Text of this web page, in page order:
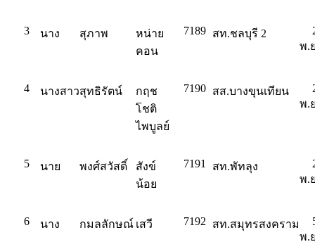
3 นาง สุภาพ
หน่าย
คอน
7189 สท.ชลบุรี 2
พ.
4 นางสาวสุทธิรัตน์
กฤช
โชติ
ไพบูลย์
7190 สส.บางขุนเทียน
พ.
5 นาย พงศ์สวัสดิ์
สังข์
น้อย
7191 สท.พัทลุง
พ.
6 นาง กมลลักษณ์ เสวี 7192 สท.สมุทรสงคราม
พ.